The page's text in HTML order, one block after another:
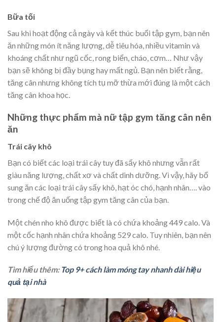
Bữa tối
Sau khi hoạt động cả ngày và kết thúc buổi tập gym, bạn nên
ăn những món ít năng lượng, dễ tiêu hóa, nhiều vitamin và
khoáng chất nhưngũ cốc, rong biển, cháo, cơm… Như vậy
bạn sẽ không bị đầy bụng hay mất ngủ. Bạn nên biết rằng,
tăng cân nhưng không tích tụ mỡ thừa mới đúng là một cách
tăng cân khoa học.
Những thực phẩm mà nữ tập gym tăng cân nên
ăn
Trái cây khô
Bạn có biết các loại trái cây tuy đã sấy khô nhưng vẫn rất
giàu năng lượng, chất xơ và chất dinh dưỡng. Vì vậy, hãy bổ
sung ăn các loại trái cây sấy khô , hạt óc chó, hạnh nhân…. vào
trong chế độ ăn uống tập gym tăng cân của bạn.
Một chén nho khô được biết là có chứa khoảng 449 calo. Và
một cốc hạnh nhân chứa khoảng 529 calo. Tuy nhiên, bạn nên
chú ý lượng đường có trong hoa quả khô nhé.
Tìm hiểu thêm: Top 9+ cách làm móng tay nhanh dài hiệu
quả tại nhà